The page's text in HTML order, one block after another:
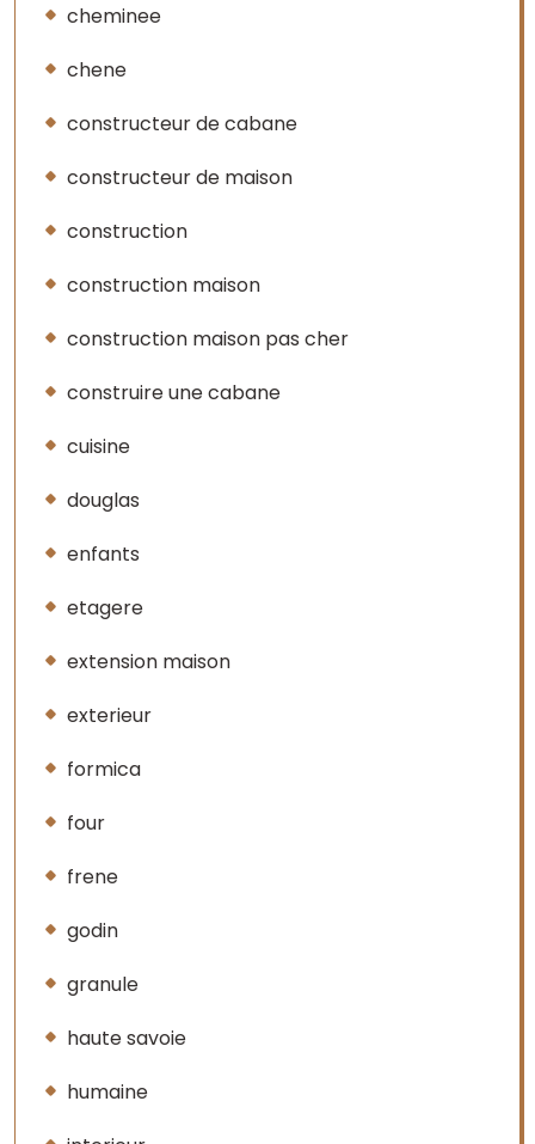
cheminee
chene
constructeur de cabane
constructeur de maison
construction
construction maison
construction maison pas cher
construire une cabane
cuisine
douglas
enfants
etagere
extension maison
exterieur
formica
four
frene
godin
granule
haute savoie
humaine